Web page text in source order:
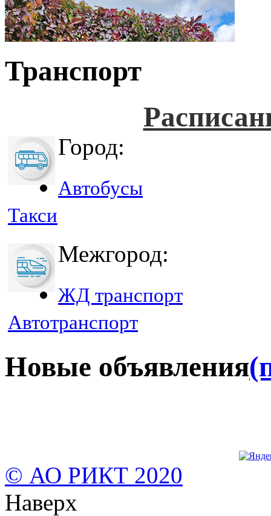
Транспорт
Город:
Автобусы
Такси
Межгород:
ЖД транспорт
Автотранспорт
Новые объявления
© АО РИКТ 2020
Наверх